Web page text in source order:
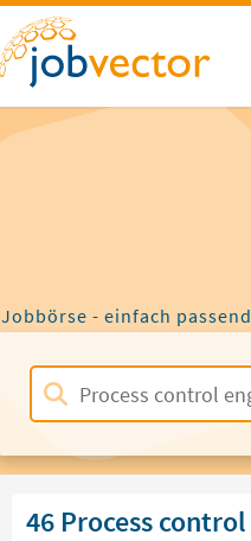
Jobbörse - einfach
46 Process